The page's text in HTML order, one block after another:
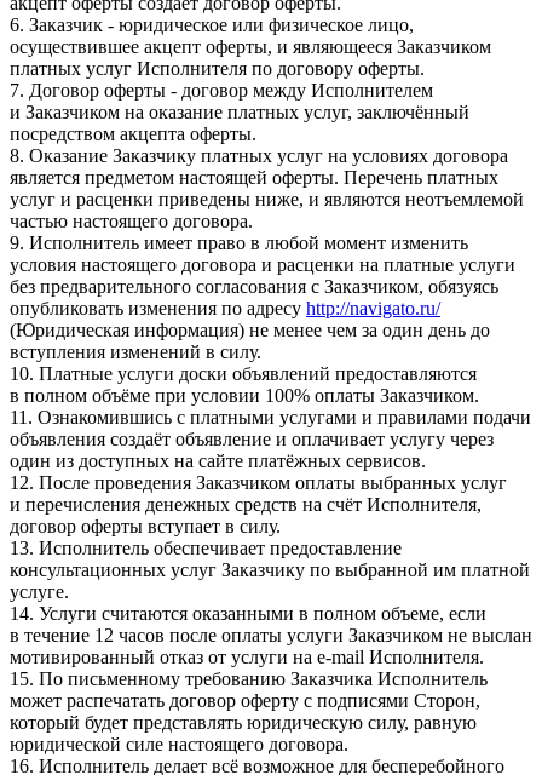
6. Заказчик - юридическое или физическое лицо,
осуществившее акцепт оферты, и являющееся Заказчиком
платных услуг Исполнителя по договору оферты.
7. Договор оферты - договор между Исполнителем
и Заказчиком на оказание платных услуг, заключённый
посредством акцепта оферты.
8. Оказание Заказчику платных услуг на условиях договора
является предметом настоящей оферты. Перечень платных
услуг и расценки приведены ниже, и являются неотъемлемой
частью настоящего договора.
9. Исполнитель имеет право в любой момент изменить
условия настоящего договора и расценки на платные услуги
без предварительного согласования с Заказчиком, обязуясь
опубликовать изменения по адресу http://navigato.ru/
(Юридическая информация) не менее чем за один день до
вступления изменений в силу.
10. Платные услуги доски объявлений предоставляются
в полном объёме при условии 100% оплаты Заказчиком.
11. Ознакомившись с платными услугами и правилами подачи
объявления создаёт объявление и оплачивает услугу через
один из доступных на сайте платёжных сервисов.
12. После проведения Заказчиком оплаты выбранных услуг
и перечисления денежных средств на счёт Исполнителя,
договор оферты вступает в силу.
13. Исполнитель обеспечивает предоставление
консультационных услуг Заказчику по выбранной им платной
услуге.
14. Услуги считаются оказанными в полном объеме, если
в течение 12 часов после оплаты услуги Заказчиком не выслан
мотивированный отказ от услуги на e-mail Исполнителя.
15. По письменному требованию Заказчика Исполнитель
может распечатать договор оферту с подписями Сторон,
который будет представлять юридическую силу, равную
юридической силе настоящего договора.
16. Исполнитель делает всё возможное для бесперебойного